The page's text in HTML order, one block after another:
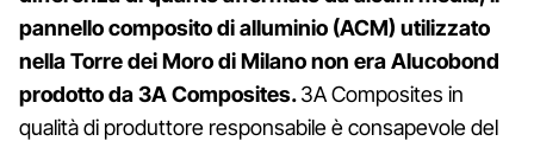
pannello composito di alluminio (ACM) utilizzato
nella Torre dei Moro di Milano non era Alucobond
prodotto da 3A Composites.3A Composites in
qualità di produttore responsabile è consapevole del